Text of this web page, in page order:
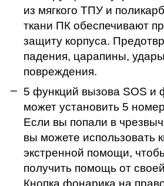
из мягкого ТПУ и
ткани ПК обеспечивают
защиту корпуса.
падения, царапины,
повреждения.
5 функций вызова SOS и
может установить 5
Если вы попали в
вы можете использовать
экстренной помощи,
получить помощь от
Кнопка фонарика на